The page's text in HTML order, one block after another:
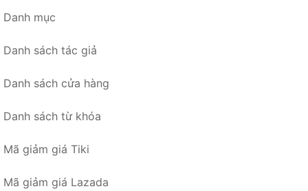
Danh mục
Danh sách tác giả
Danh sách cửa hàng
Danh sách từ khóa
Mã giảm giá Tiki
Mã giảm giá Lazada